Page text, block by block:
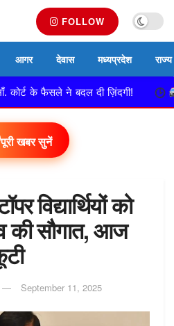
FOLLOW
आगर देवास मध्यप्रदेश राज्य
ने बदल दी ज़िंदगी!
पूरी खबर सुनें
विद्यार्थियों को
की सौगात, आज
September 11, 2025